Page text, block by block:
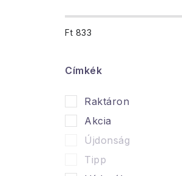
Ft 833
Címkék
Raktáron
Akcia
Újdonság
Tipp